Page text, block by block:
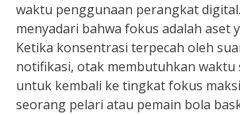
waktu penggunaan perangkat
menyadari bahwa fokus adalah aset
Ketika konsentrasi terpecah oleh
notifikasi, otak membutuhkan waktu
untuk kembali ke tingkat fokus
seorang pelari atau pemain bola